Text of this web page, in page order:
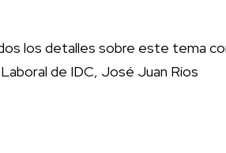
los detalles sobre este tema
de IDC, José Juan Ríos